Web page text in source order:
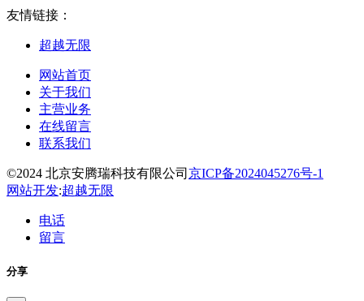
友情链接：
超越无限
网站首页
关于我们
主营业务
在线留言
联系我们
©2024 北京安腾瑞科技有限公司 京ICP备2024045276号-1
网站开发:超越无限
电话
留言
分享